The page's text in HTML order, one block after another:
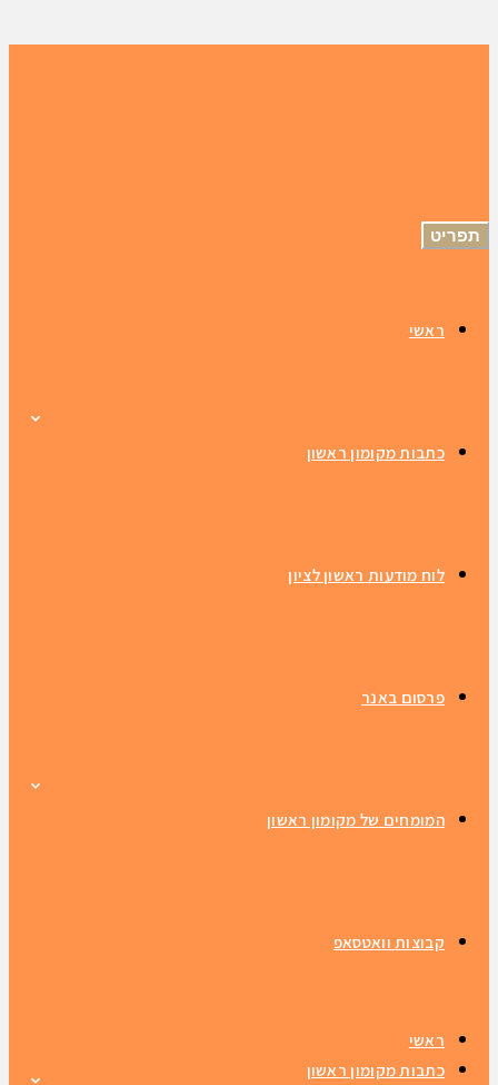
תפריט
ראשי
כתבות מקומון ראשון
לוח מודעות ראשון לציון
פרסום באנר
המומחים של מקומון ראשון
קבוצות וואטסאפ
ראשי
כתבות מקומון ראשון